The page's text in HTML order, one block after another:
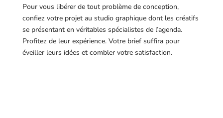
Pour vous libérer de tout problème de conception,
confiez votre projet au studio graphique dont les créatifs
se présentant en véritables spécialistes de l’agenda.
Profitez de leur expérience. Votre brief suffira pour
éveiller leurs idées et combler votre satisfaction.